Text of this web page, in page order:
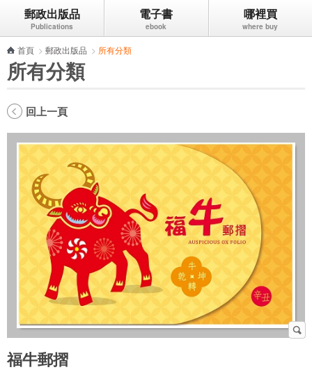
跳到主要內容區塊
郵政出版品 電子書 哪裡買
首頁 > 郵政出版品 > 所有分類
所有分類
回上一頁
福牛郵摺